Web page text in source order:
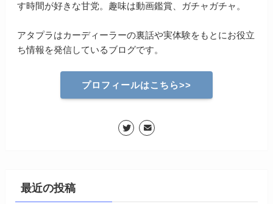
す時間が好きな甘党。趣味は動画鑑賞、ガチャガチャ。
アタプラはカーディーラーの裏話や実体験をもとにお役立
ち情報を発信しているブログです。
プロフィールはこちら>>
最近の投稿